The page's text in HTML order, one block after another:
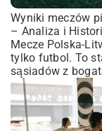
Wyniki meczów
– Analiza i
Mecze Polska-
tylko futbol. To
sąsiadów z